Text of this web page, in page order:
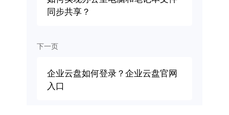
同步共享？
下一页
企业云盘如何登录？企业云盘官网
入口